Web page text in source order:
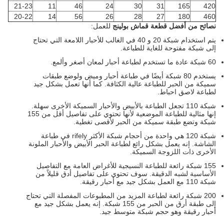
420
165
31
30
24
46
11
21-23
460
180
27
28
26
56
14
20-22
نصائح من أفضل قطعة قماش بولينجللعمل:
يتم استخدام شبكة 20 و 40 في الغالب للأحبار اللامعة التي تحتاج
إلى شبكة مفتوحة للغاية للطباعة.
60 شبكة عادة ما تستخدم لطباعة أحبار لمعان أصغر وألمع.
يستخدم 80 شبكة أيضًا في طباعة أحبار وميض ولوضع طبقات
سميكة من الحبر للطباعة عالية الكثافة. كما أنها تعمل بشكل جيد
لطباعة لاصق احباط.
شبكة 110 تجعل الطباعة بالأبيض والأحبار السميكة الأخرى سهلة.
إنها مثالية للطباعة الموضعية لأنها تحتوي على تفاصيل أقل من 155
شبكة وتضع طبقة سميكة من الحبر لأقصى تغطية.
شبكة 120 هي واحدة من أحجام شبكة الأكثر rifely في طباعة
الشاشة. إنه يعمل بشكل رائع لطباعة الحبر الأبيض والأحبار الملونة
الأخرى ذات اللزوجة السميكة.
155 شبكة رائعة للطباعة النسيجية للأغراض العامة مع التفاصيل
الأساسية لشبه الدقيقة. سوف تحتوي على تفاصيل أدق قليلاً من
شبكة 110 مع العمل بشكل جيد مع أحبار رقيقة.
200 شبكة رائعة لطباعة المزيد من المطبوعات المفصلة التي تحتاج
إلى طبقة أرق من الحبر من 155 شبكة. إنه يعمل بشكل جيد مع
أحبار رقيقة وهو حجم شبكة متوسط ​​جيد.